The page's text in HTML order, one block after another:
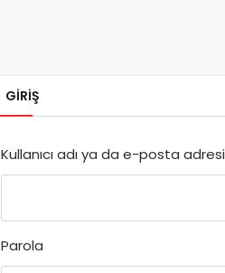
GIRIŞ
Kullanıcı adı ya da e-posta adresi
Parola